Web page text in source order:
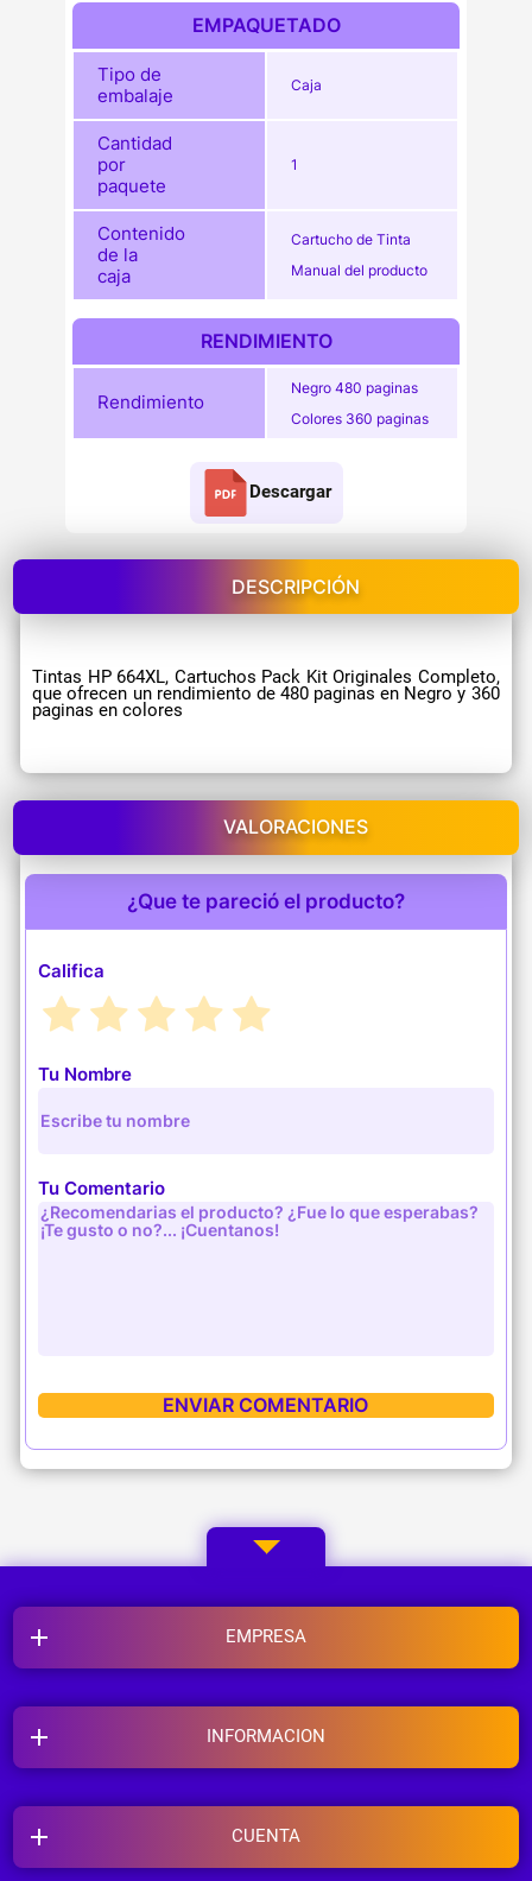
EMPAQUETADO
Tipo de
embalaje
Caja
Cantidad
por
paquete
1
Contenido
de la
caja
Cartucho de Tinta
Manual del producto
RENDIMIENTO
Rendimiento
Negro 480 paginas
Colores 360 paginas
Descargar
DESCRIPCIÓN
Tintas HP 664XL, Cartuchos Pack Kit Originales Completo,
que ofrecen un rendimiento de 480 paginas en Negro y 360
paginas en colores
VALORACIONES
¿Que te pareció el producto?
Califica
Tu Nombre
Tu Comentario
EMPRESA
INFORMACION
CUENTA